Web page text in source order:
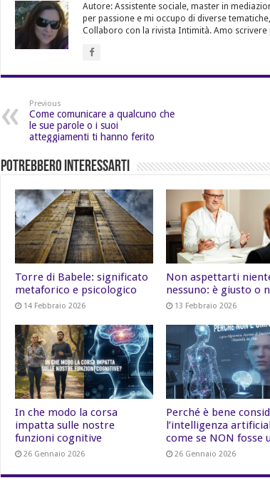
Autore: Assistente sociale, master in
per passione e mi occupo di diverse
Collaboro con la rivista Intimità. Amo scrivere
Previous
Come comunicare a qualcuno che
le sue parole o i suoi
atteggiamenti ti hanno ferito
Potrebbero Interessarti
Torre di Babele: significato
metaforico e psicologico
14 Febbraio 2026
Non aspettarti
nessuno: è giusto o
13 Febbraio 2026
In che modo la corsa
impatta sulle nostre
funzioni cognitive
26 Gennaio 2026
Perché è bene
l’intelligenza
come se NON fosse
26 Gennaio 2026